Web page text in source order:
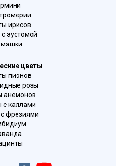
ирисов
с эустомой
цветы
пионов
розы
анемонов
с каллами
с фрезиями